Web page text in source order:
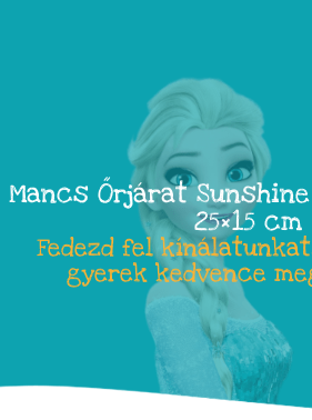
Mancs Őrjárat
25×15 cm
Fedezd fel
gyerek kedvence